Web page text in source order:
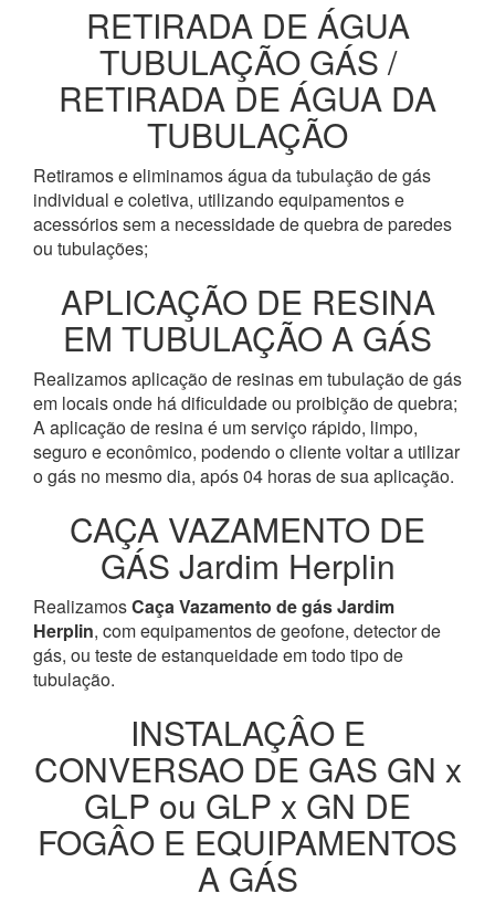
RETIRADA DE ÁGUA
TUBULAÇÃO GÁS /
RETIRADA DE ÁGUA DA
TUBULAÇÃO
Retiramos e eliminamos água da tubulação de gás
individual e coletiva, utilizando equipamentos e
acessórios sem a necessidade de quebra de paredes
ou tubulações;
APLICAÇÃO DE RESINA
EM TUBULAÇÃO A GÁS
Realizamos aplicação de resinas em tubulação de gás
em locais onde há dificuldade ou proibição de quebra;
A aplicação de resina é um serviço rápido, limpo,
seguro e econômico, podendo o cliente voltar a utilizar
o gás no mesmo dia, após 04 horas de sua aplicação.
CAÇA VAZAMENTO DE
GÁS Jardim Herplin
RealizamosCaça Vazamento de gás Jardim
Herplin, com equipamentos de geofone, detector de
gás, ou teste de estanqueidade em todo tipo de
tubulação.
INSTALAÇÂO E
CONVERSAO DE GAS GN x
GLP ou GLP x GN DE
FOGÂO E EQUIPAMENTOS
A GÁS